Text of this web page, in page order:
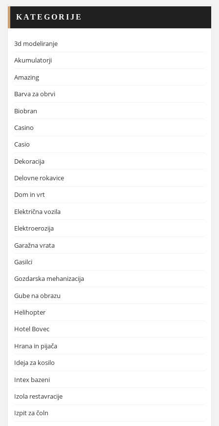
KATEGORIJE
3d modeliranje
Akumulatorji
Amazing
Barva za obrvi
Biobran
Casino
Casio
Dekoracija
Delovne rokavice
Dom in vrt
Električna vozila
Elektroerozija
Garažna vrata
Gasilci
Gozdarska mehanizacija
Gube na obrazu
Helihopter
Hotel Bovec
Hrana in pijača
Ideja za kosilo
Intex bazeni
Izola restavracije
Izpit za čoln